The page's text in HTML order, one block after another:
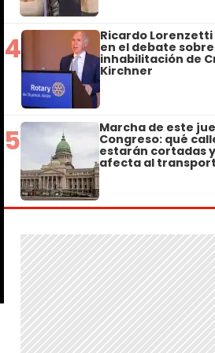
4 Ricardo
en el debate
inhabilitación de
Kirchner
5 Marcha de este
Congreso: qué
estarán cortadas
afecta al